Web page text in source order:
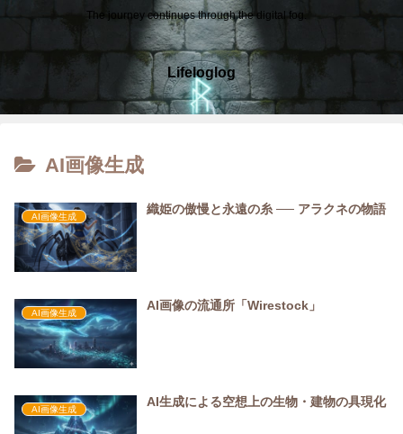
The journey continues through the digital fog.
Lifeloglog
AI画像生成
AI画像生成
織姫の傲慢と永遠の糸 ── アラクネの物語
AI画像生成
AI画像の流通所「Wirestock」
AI画像生成
AI生成による空想上の生物・建物の具現化